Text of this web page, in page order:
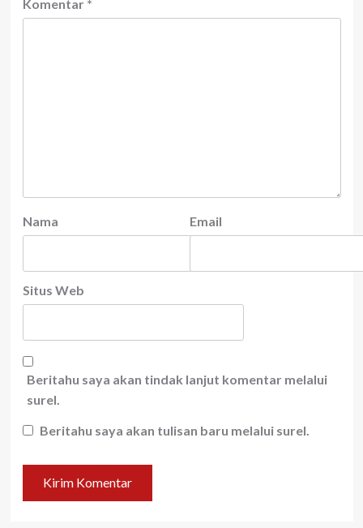
Komentar *
Nama Email
Situs Web
Beritahu saya akan tindak lanjut komentar melalui
surel.
Beritahu saya akan tulisan baru melalui surel.